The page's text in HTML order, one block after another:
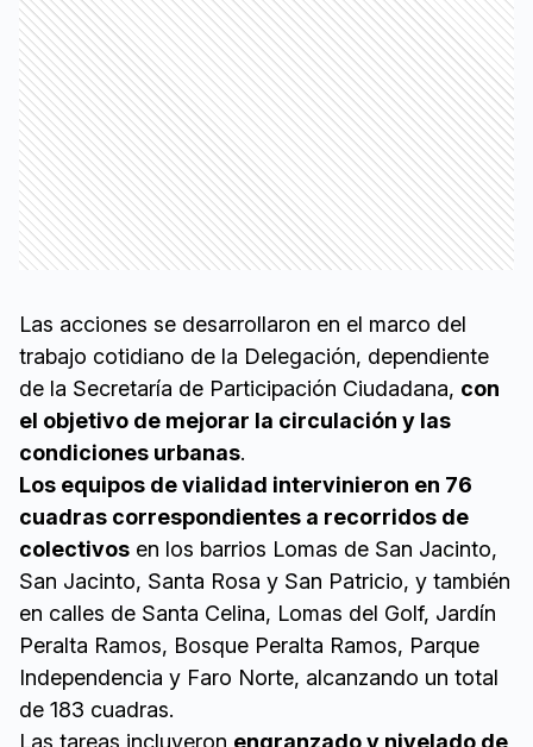
Las acciones se desarrollaron en el marco del
trabajo cotidiano de la Delegación, dependiente
de la Secretaría de Participación Ciudadana, con
el objetivo de mejorar la circulación y las
condiciones urbanas.
Los equipos de vialidad intervinieron en 76
cuadras correspondientes a recorridos de
colectivos en los barrios Lomas de San Jacinto,
San Jacinto, Santa Rosa y San Patricio, y también
en calles de Santa Celina, Lomas del Golf, Jardín
Peralta Ramos, Bosque Peralta Ramos, Parque
Independencia y Faro Norte, alcanzando un total
de 183 cuadras.
Las tareas incluyeron engranzado y nivelado de